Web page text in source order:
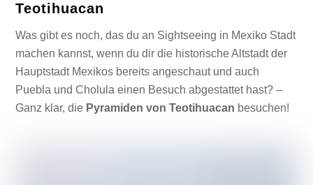
Teotihuacan
Was gibt es noch, das du an Sightseeing in Mexiko Stadt
machen kannst, wenn du dir die historische Altstadt der
Hauptstadt Mexikos bereits angeschaut und auch
Puebla und Cholula einen Besuch abgestattet hast? –
Ganz klar, die Pyramiden von Teotihuacan besuchen!